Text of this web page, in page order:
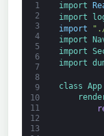
1
2
3
4
5
6
7
8
9
10
11
12
13
import
import
import
import
import
import
class App